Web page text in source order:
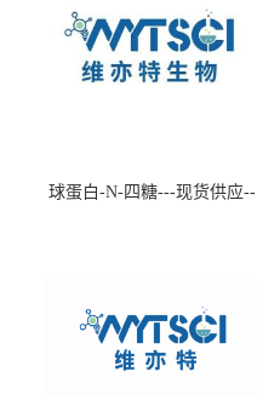
球蛋白-N-四糖---现货供应--